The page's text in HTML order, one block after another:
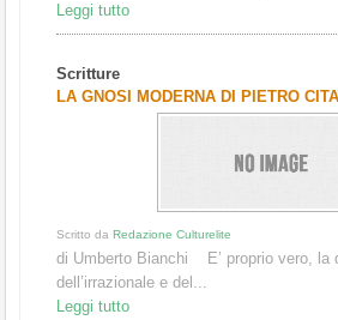
Leggi tutto
Scritture
LA GNOSI MODERNA DI PIETRO
Scritto da Redazione Culturelite
di Umberto Bianchi E’ proprio vero, la
dell’irrazionale e del...
Leggi tutto